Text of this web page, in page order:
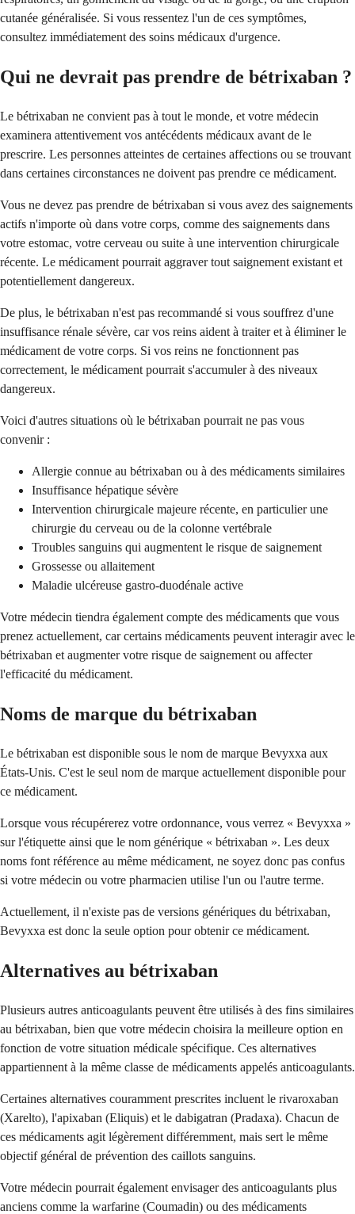
cutanée généralisée. Si vous ressentez l'un de ces symptômes,
consultez immédiatement des soins médicaux d'urgence.
Qui ne devrait pas prendre de bétrixaban ?
Le bétrixaban ne convient pas à tout le monde, et votre médecin
examinera attentivement vos antécédents médicaux avant de le
prescrire. Les personnes atteintes de certaines affections ou se trouvant
dans certaines circonstances ne doivent pas prendre ce médicament.
Vous ne devez pas prendre de bétrixaban si vous avez des saignements
actifs n'importe où dans votre corps, comme des saignements dans
votre estomac, votre cerveau ou suite à une intervention chirurgicale
récente. Le médicament pourrait aggraver tout saignement existant et
potentiellement dangereux.
De plus, le bétrixaban n'est pas recommandé si vous souffrez d'une
insuffisance rénale sévère, car vos reins aident à traiter et à éliminer le
médicament de votre corps. Si vos reins ne fonctionnent pas
correctement, le médicament pourrait s'accumuler à des niveaux
dangereux.
Voici d'autres situations où le bétrixaban pourrait ne pas vous
convenir :
Allergie connue au bétrixaban ou à des médicaments similaires
Insuffisance hépatique sévère
Intervention chirurgicale majeure récente, en particulier une
chirurgie du cerveau ou de la colonne vertébrale
Troubles sanguins qui augmentent le risque de saignement
Grossesse ou allaitement
Maladie ulcéreuse gastro-duodénale active
Votre médecin tiendra également compte des médicaments que vous
prenez actuellement, car certains médicaments peuvent interagir avec le
bétrixaban et augmenter votre risque de saignement ou affecter
l'efficacité du médicament.
Noms de marque du bétrixaban
Le bétrixaban est disponible sous le nom de marque Bevyxxa aux
États-Unis. C'est le seul nom de marque actuellement disponible pour
ce médicament.
Lorsque vous récupérerez votre ordonnance, vous verrez « Bevyxxa »
sur l'étiquette ainsi que le nom générique « bétrixaban ». Les deux
noms font référence au même médicament, ne soyez donc pas confus
si votre médecin ou votre pharmacien utilise l'un ou l'autre terme.
Actuellement, il n'existe pas de versions génériques du bétrixaban,
Bevyxxa est donc la seule option pour obtenir ce médicament.
Alternatives au bétrixaban
Plusieurs autres anticoagulants peuvent être utilisés à des fins similaires
au bétrixaban, bien que votre médecin choisira la meilleure option en
fonction de votre situation médicale spécifique. Ces alternatives
appartiennent à la même classe de médicaments appelés anticoagulants.
Certaines alternatives couramment prescrites incluent le rivaroxaban
(Xarelto), l'apixaban (Eliquis) et le dabigatran (Pradaxa). Chacun de
ces médicaments agit légèrement différemment, mais sert le même
objectif général de prévention des caillots sanguins.
Votre médecin pourrait également envisager des anticoagulants plus
anciens comme la warfarine (Coumadin) ou des médicaments